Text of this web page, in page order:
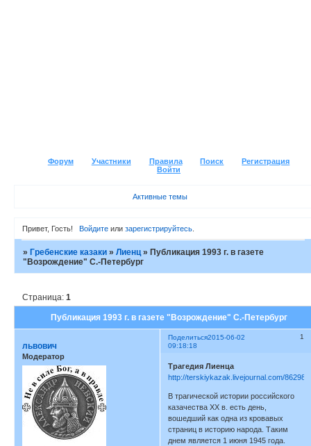
Форум Участники Правила Поиск
Регистрация
Войти
Активные темы
Привет, Гость! Войдитеили зарегистрируйтесь.
»Гребенские казаки »Лиенц »Публикация 1993 г. в газете
"Возрождение" С.-Петербург
Публикация 1993 г. в газете "Возрождение" С.-Петербург
Страница:1
Поделиться 1
2015-06-02
09:18:18
львович
Модератор
Трагедия Лиенца
http://terskiykazak.livejournal.com/
В трагической истории российского
казачества XX в. есть день,
вошедший как одна из кровавых
страниц в историю народа. Таким
днем является 1 июня 1945 года.